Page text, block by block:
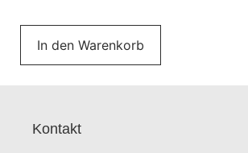
In den Warenkorb
Kontakt